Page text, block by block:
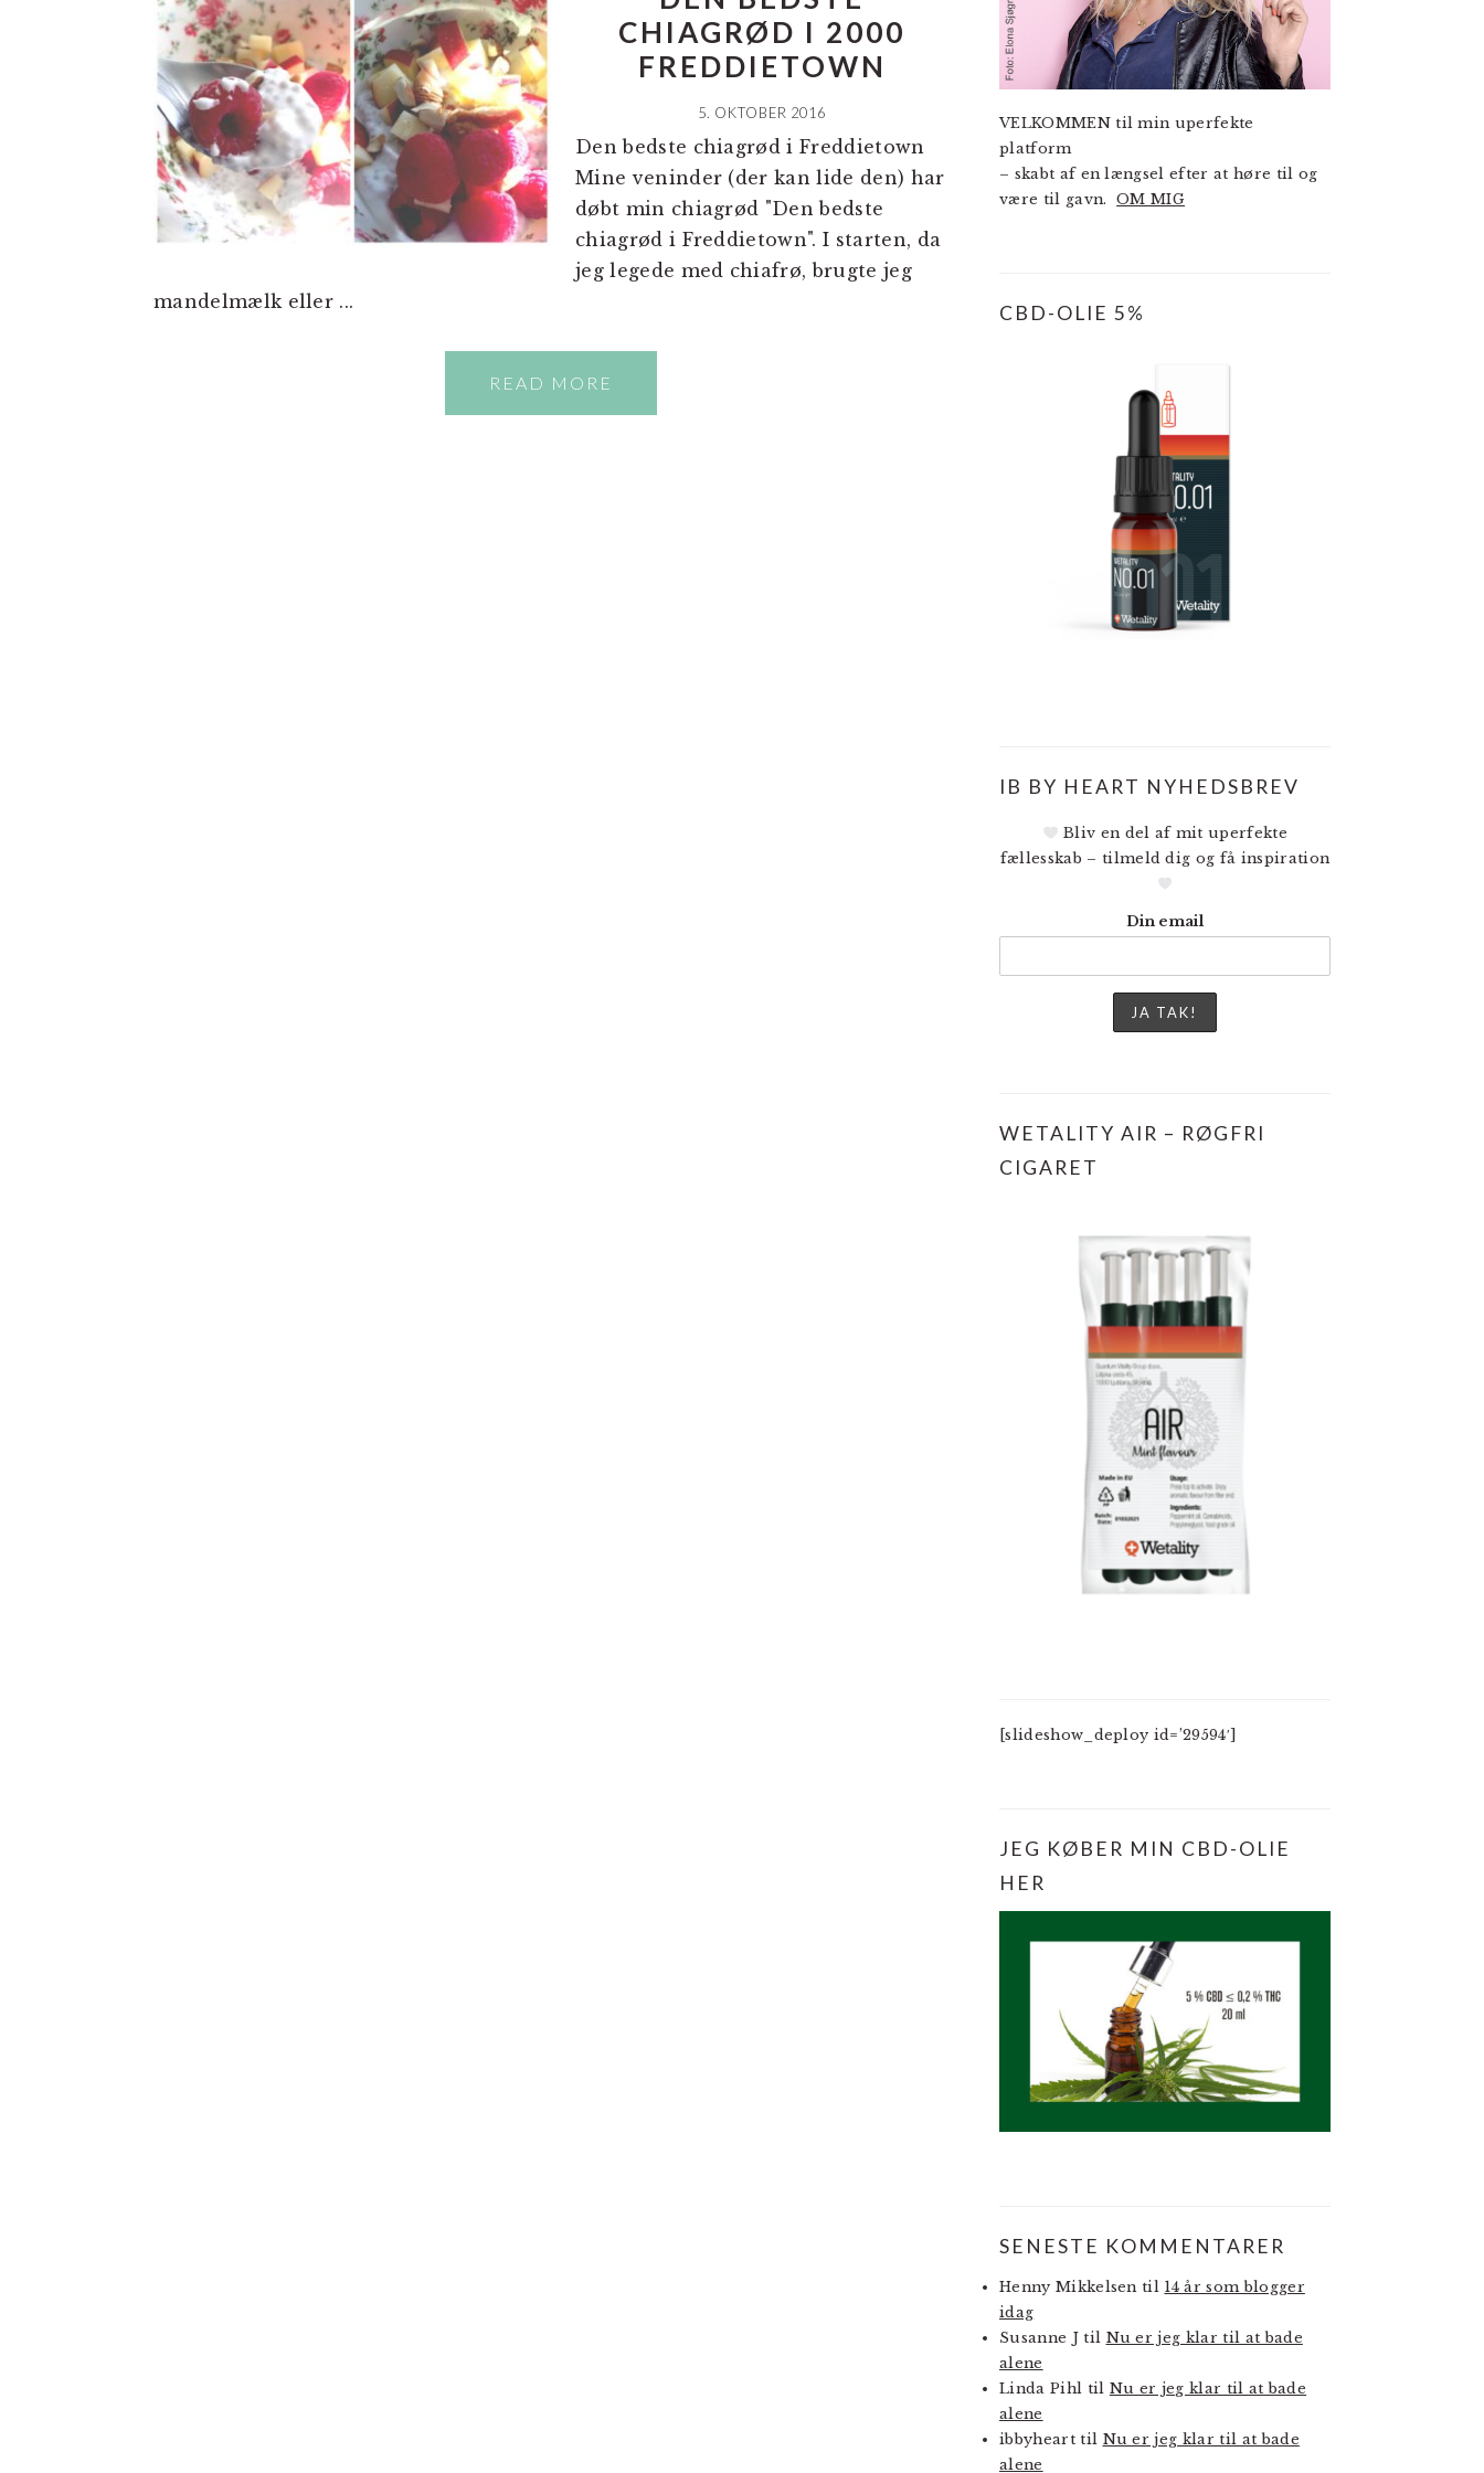
CHIAGRØD I 2000
FREDDIETOWN
5. OKTOBER 2016
Den bedste chiagrød i Freddietown
Mine veninder (der kan lide den) har
døbt min chiagrød "Den bedste
chiagrød i Freddietown". I starten, da
jeg legede med chiafrø, brugte jeg
mandelmælk eller ...
READ MORE
VELKOMMEN til min uperfekte
platform
– skabt af en længsel efter at høre til og
være til gavn.OM MIG
CBD-OLIE 5%
IB BY HEART NYHEDSBREV
Bliv en del af mit uperfekte
fællesskab – tilmeld dig og få inspiration
Din email
WETALITY AIR – RØGFRI
CIGARET
[slideshow_deploy id=’29594′]
JEG KØBER MIN CBD-OLIE
HER
SENESTE KOMMENTARER
Henny Mikkelsen til 14 år som blogger
idag
Susanne Jtil Nu er jeg klar til at bade
alene
Linda Pihl til Nu er jeg klar til at bade
alene
ibbyhearttil Nu er jeg klar til at bade
alene